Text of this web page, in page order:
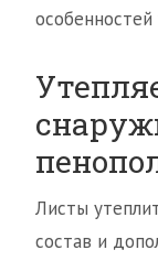
особенностей
Листы
состав и